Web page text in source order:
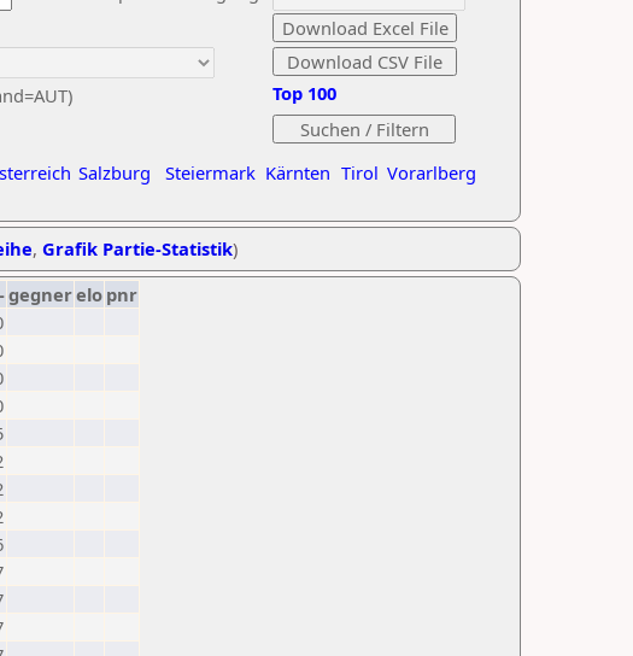
Salzburg Steiermark Kärnten Tirol Vorarlberg
Top 100
, Grafik Partie-Statistik)
gegnerelo pnr